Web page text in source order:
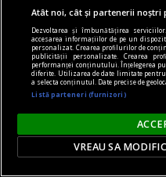
Atât noi, cât și partenerii noștri
Dezvoltarea și îmbunătățirea
accesarea informațiilor de pe un
personalizat. Crearea profilurilor de
publicității personalizate. Crearea
performanței conținutului. Înțelegerea
diferite. Utilizarea de date limitate
a selecta conținutul. Date precise de
Listă parteneri (furnizori)
VREAU SA